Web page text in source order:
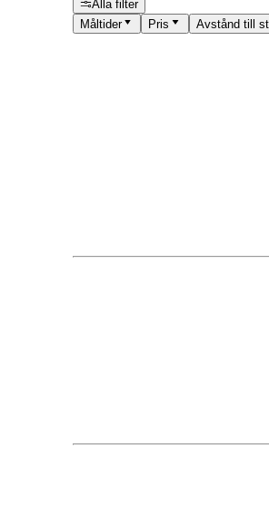
Alla filter
Måltider
Pris Avstånd till